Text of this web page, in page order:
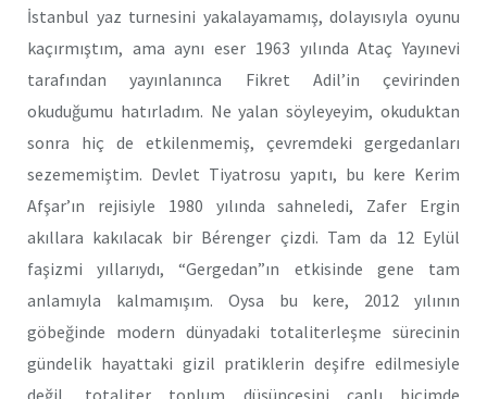
İstanbul yaz turnesini yakalayamamış, dolayısıyla oyunu
kaçırmıştım, ama aynı eser 1963 yılında Ataç Yayınevi
tarafından yayınlanınca Fikret Adil’in çevirinden
okuduğumu hatırladım. Ne yalan söyleyeyim, okuduktan
sonra hiç de etkilenmemiş, çevremdeki gergedanları
sezememiştim. Devlet Tiyatrosu yapıtı, bu kere Kerim
Afşar’ın rejisiyle 1980 yılında sahneledi, Zafer Ergin
akıllara kakılacak bir Bérenger çizdi. Tam da 12 Eylül
faşizmi yıllarıydı, “Gergedan”ın etkisinde gene tam
anlamıyla kalmamışım. Oysa bu kere, 2012 yılının
göbeğinde modern dünyadaki totaliterleşme sürecinin
gündelik hayattaki gizil pratiklerin deşifre edilmesiyle
değil, totaliter toplum düşüncesini canlı biçimde